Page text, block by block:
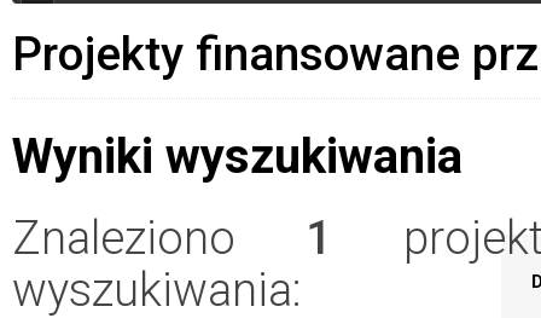
Projekty finansowane
Wyniki wyszukiwania
Znaleziono 1
wyszukiwania: